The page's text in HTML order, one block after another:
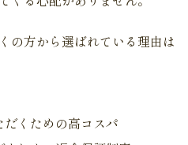
の方から選ばれている理由は
くための高コスパ